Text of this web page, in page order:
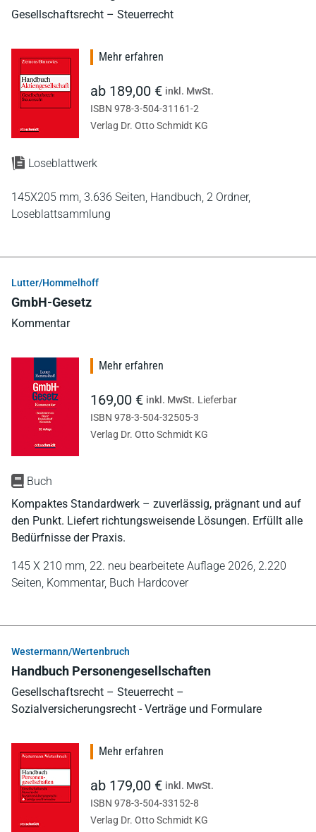
Gesellschaftsrecht – Steuerrecht
Loseblattwerk
145X205 mm, 3.636 Seiten, Handbuch, 2 Ordner,
Loseblattsammlung
Mehr erfahren
ab 189,00 € inkl. MwSt.
ISBN 978-3-504-31161-2
Verlag Dr. Otto Schmidt KG
Lutter/Hommelhoff
GmbH-Gesetz
Kommentar
Buch
Kompaktes Standardwerk – zuverlässig, prägnant und auf
den Punkt. Liefert richtungsweisende Lösungen. Erfüllt alle
Bedürfnisse der Praxis.
145 X 210 mm, 22. neu bearbeitete Auflage 2026, 2.220
Seiten, Kommentar, Buch Hardcover
Mehr erfahren
169,00 € inkl. MwSt. Lieferbar
ISBN 978-3-504-32505-3
Verlag Dr. Otto Schmidt KG
Westermann/Wertenbruch
Handbuch Personengesellschaften
Gesellschaftsrecht – Steuerrecht –
Sozialversicherungsrecht - Verträge und Formulare
Mehr erfahren
ab 179,00 € inkl. MwSt.
ISBN 978-3-504-33152-8
Verlag Dr. Otto Schmidt KG